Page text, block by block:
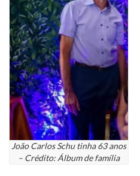
João Carlos Schu tinha 63 anos
– Crédito: Álbum de família